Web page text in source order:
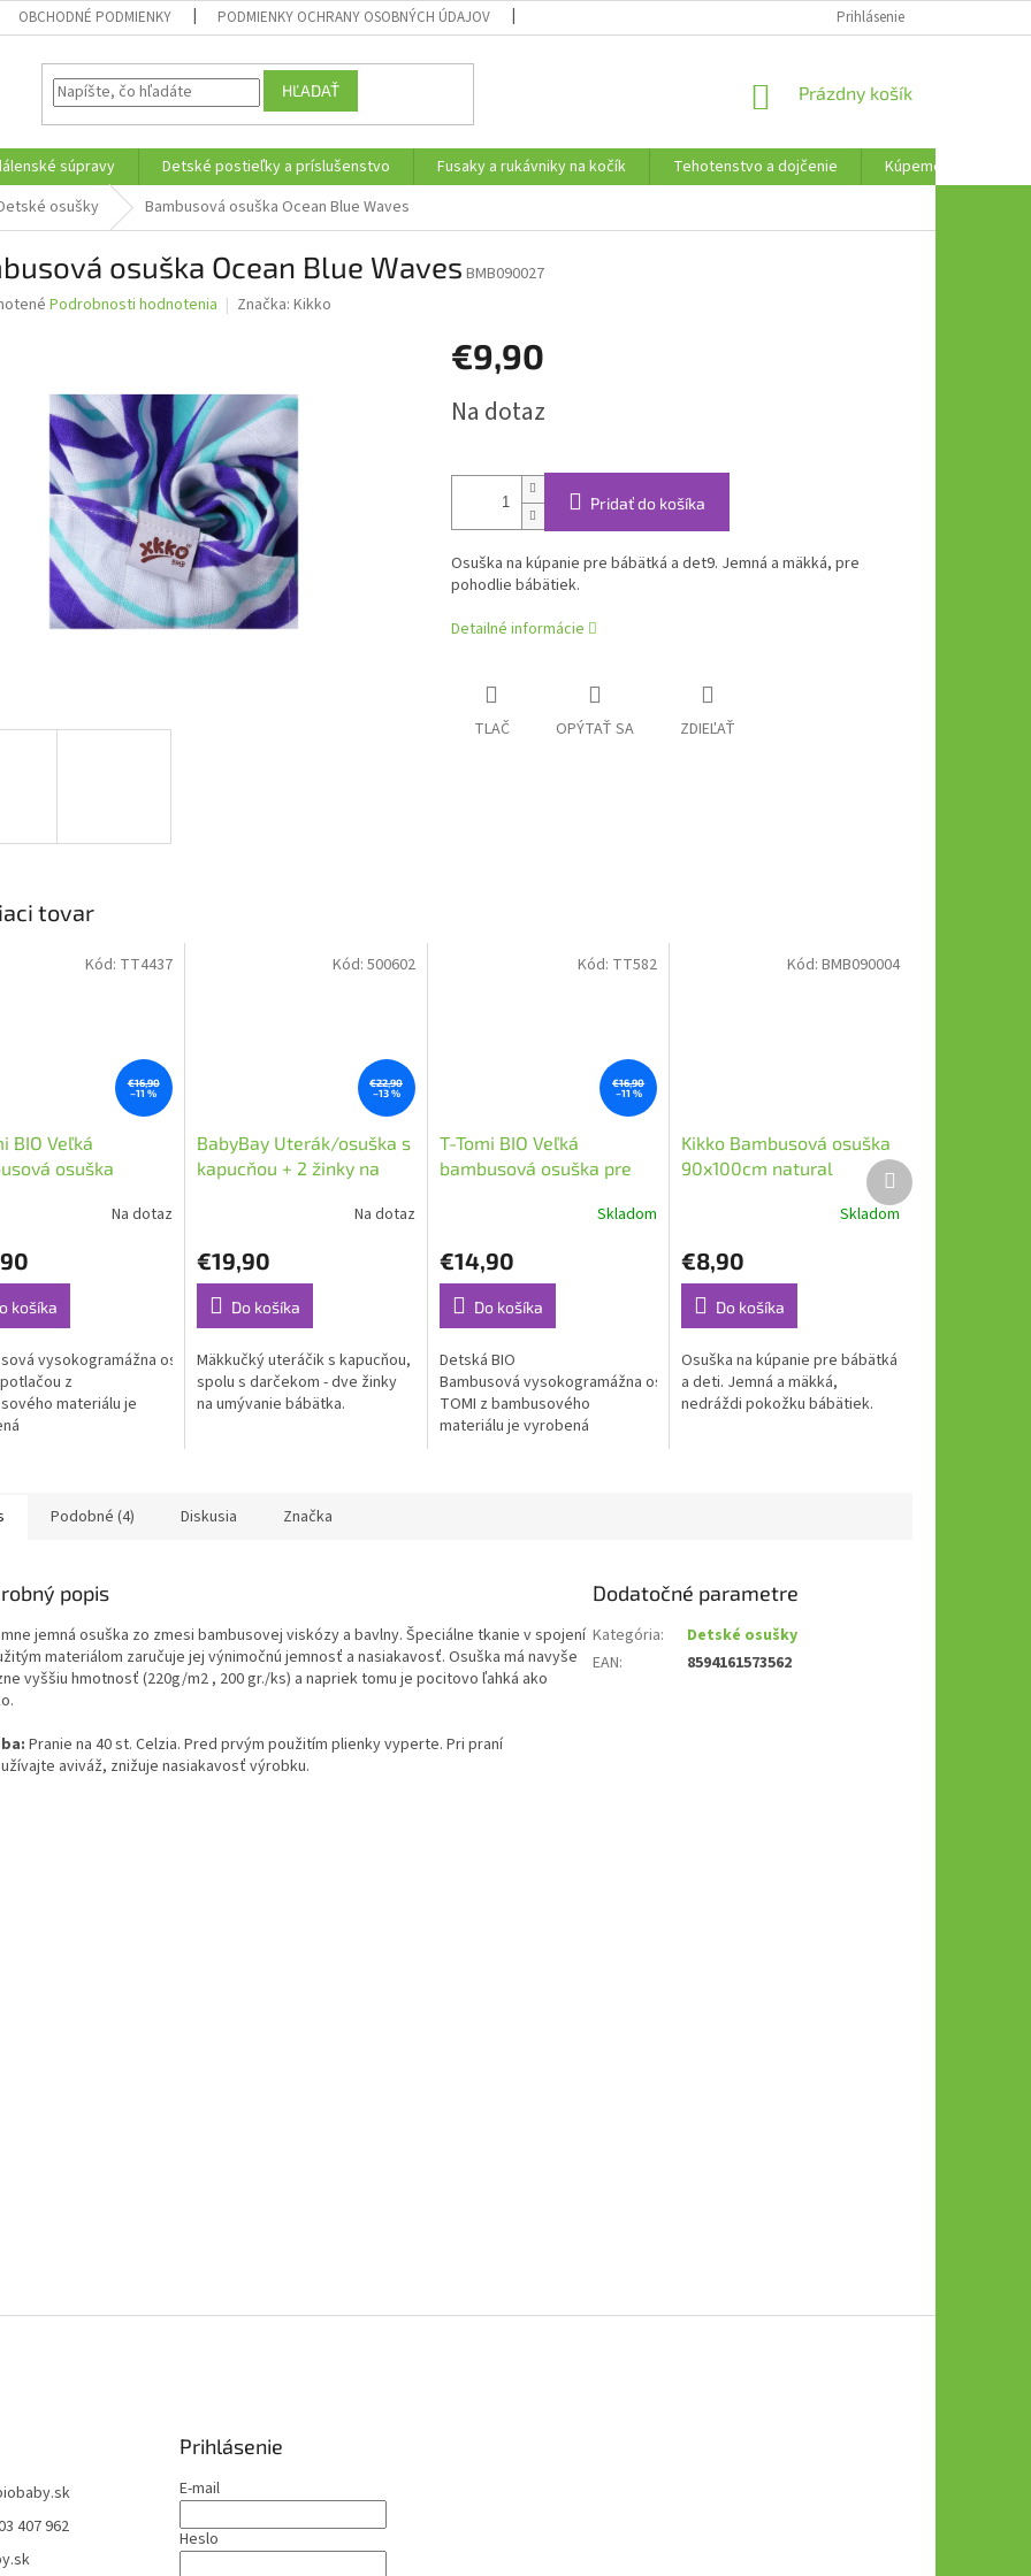
OBCHODNÉ PODMIENKY PODMIENKY OCHRANY OSOBNÝCH ÚDAJOV Prihlásenie
HĽADAŤ
NÁKUPNÝ
Prázdny košík
súpravy Detské postieľky a príslušenstvo Fusaky a rukávniky na kočík Tehotenstvo a dojčenie
Kúpeme, plávame a
osušky
Bambusová osuška Ocean Blue Waves
osuška Ocean Blue Waves BMB090027
Podrobnosti hodnotenia Značka: Kikko
€9,90
cena:
Na dotaz
Pridať do košíka
Osuška na kúpanie pre bábätká a det9. Jemná a mäkká, pre
pohodlie bábätiek.
Detailné informácie
TLAČ OPÝTAŤ SA ZDIEĽAŤ
tovar
€16,90
–11 %
BIO Veľká
osuška
Na dotaz
košíka
vysokogramážna osuška T-
z
materiálu je
Kód: TT4437
€22,90
–13 %
BabyBay Uterák/osuška s
kapucňou + 2 žinky na
Na dotaz
€19,90
Do košíka
Mäkkučký uteráčik s kapucňou,
spolu s darčekom - dve žinky
na umývanie bábätka.
Kód: 500602
€16,90
–11 %
T-Tomi BIO Veľká
bambusová osuška pre
Skladom
€14,90
Do košíka
Detská BIO
Bambusová vysokogramážna osuška T-
TOMI z bambusového
materiálu je vyrobená
Kód: TT582
Kikko Bambusová osuška
90x100cm natural
Skladom
€8,90
Do košíka
Osuška na kúpanie pre bábätká
a deti. Jemná a mäkká,
nedráždi pokožku bábätiek.
Kód: BMB090004
Ďalší
produkt
Podobné (4) Diskusia Značka
popis
jemná osuška zo zmesi bambusovej viskózy a bavlny. Špeciálne tkanie v spojení
materiálom zaručuje jej výnimočnú jemnosť a nasiakavosť. Osuška má navyše
vyššiu hmotnosť (220g/m2 , 200 gr./ks) a napriek tomu je pocitovo ľahká ako
Pranie na 40 st. Celzia. Pred prvým použitím plienky vyperte. Pri praní
aviváž, znižuje nasiakavosť výrobku.
Dodatočné parametre
Kategória:
Detské osušky
EAN: 8594161573562
407 962
Prihlásenie
E-mail
Heslo